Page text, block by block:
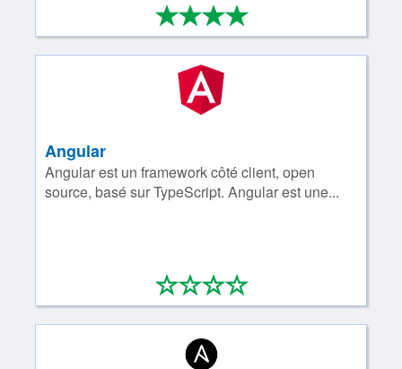
****
4/4
Angular
Angular est un framework côté client, open
source, basé sur TypeScript. Angular est une...
****
0/4